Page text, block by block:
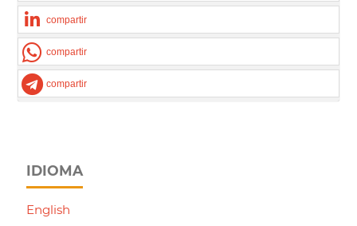
compartir
compartir
compartir
IDIOMA
English